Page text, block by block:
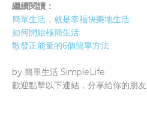
繼續閱讀：
簡單生活，就是幸福快樂地生活
如何開始極簡生活
散發正能量的6個簡單方法
by 簡單生活 SimpleLife
歡迎點擊以下連結，分享給你的朋友